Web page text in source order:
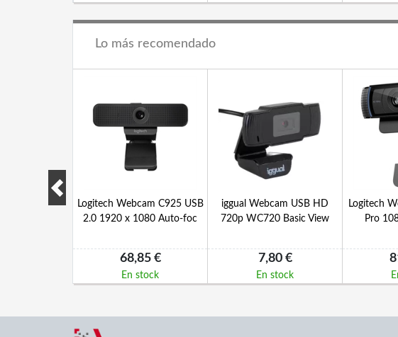
Lo más recomendado
Cam-300
Logitech Webcam C925 USB
2.0 1920 x 1080 Auto-foc
68,85 €
En stock
iggual Webcam USB HD
720p WC720 Basic View
7,80 €
En stock
Logitech
Pro